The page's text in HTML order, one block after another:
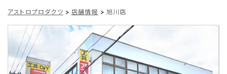
アストロプロダクツ > 店舗情報 > 旭川店